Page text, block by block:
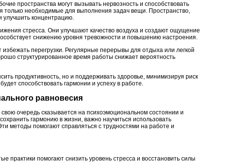
пространства могут вызывать нервозность и способствовать
только необходимые для выполнения задач вещи. Пространство,
улучшить концентрацию.
стресса. Они улучшают качество воздуха и создают ощущение
снижению уровня тревожности и повышению настроения.
перегрузки. Регулярные перерывы для отдыха или легкой
структурированное время работы снижает вероятность
продуктивность, но и поддерживать здоровье, минимизируя риск
способствовать гармонии и успеху в работе.
равновесия
очередь сказывается на психоэмоциональном состоянии и
гармонию в жизни, важно научиться использовать
методы помогают справляться с трудностями на работе и
помогают снизить уровень стресса и восстановить силы